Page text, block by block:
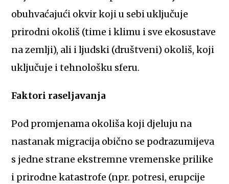
obuhvaćajući okvir koji u sebi uključuje
prirodni okoliš (time i klimu i sve ekosustave
na zemlji), ali i ljudski (društveni) okoliš, koji
uključuje i tehnološku sferu.
Faktori raseljavanja
Pod promjenama okoliša koji djeluju na
nastanak migracija obično se podrazumijeva
s jedne strane ekstremne vremenske prilike
i prirodne katastrofe (npr. potresi, erupcije